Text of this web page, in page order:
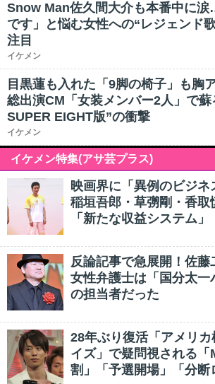
Snow Man佐久間大介も本番中に
です」と悩む女性への“レジェンド
注目
イケメン
目黒蓮も入れた「9脚の椅子」も胸
総出演CM「女装メンバー2人」で蘇
SUPER EIGHT版”の衝撃
イケメン
イケメン特集(アサ芸プラス)
映画界に「異例のビジネ
稲垣吾郎・草彅剛・香取
「新たな収益システム」
反論記事で急展開！佐藤
女性弁護士は「国分太一
の担当者だった
28年ぶり復活「アメリカ
イズ」で疑問視される「
割」「予選開場」「分断